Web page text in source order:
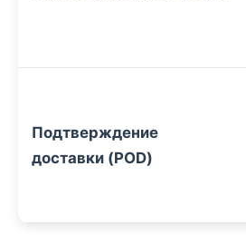
Подтверждение
доставки (POD)